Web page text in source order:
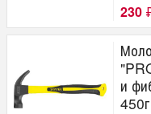
230
и
450г